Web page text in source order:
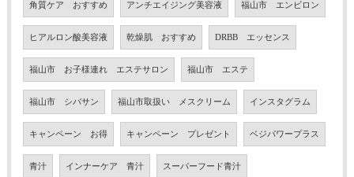
角質ケア おすすめ アンチエイジング美容液 福山市 エンビロン
ヒアルロン酸美容液 乾燥肌 おすすめ DRBB エッセンス
福山市 お子様連れ エステサロン 福山市 エステ
福山市 シバサン 福山市取扱い メスクリーム インスタグラム
キャンペーン お得 キャンペーン プレゼント ベジパワープラス
青汁 インナーケア 青汁 スーパーフード青汁